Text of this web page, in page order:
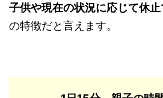
子供や現在の状況に応じて休止
の特徴だと言えます。